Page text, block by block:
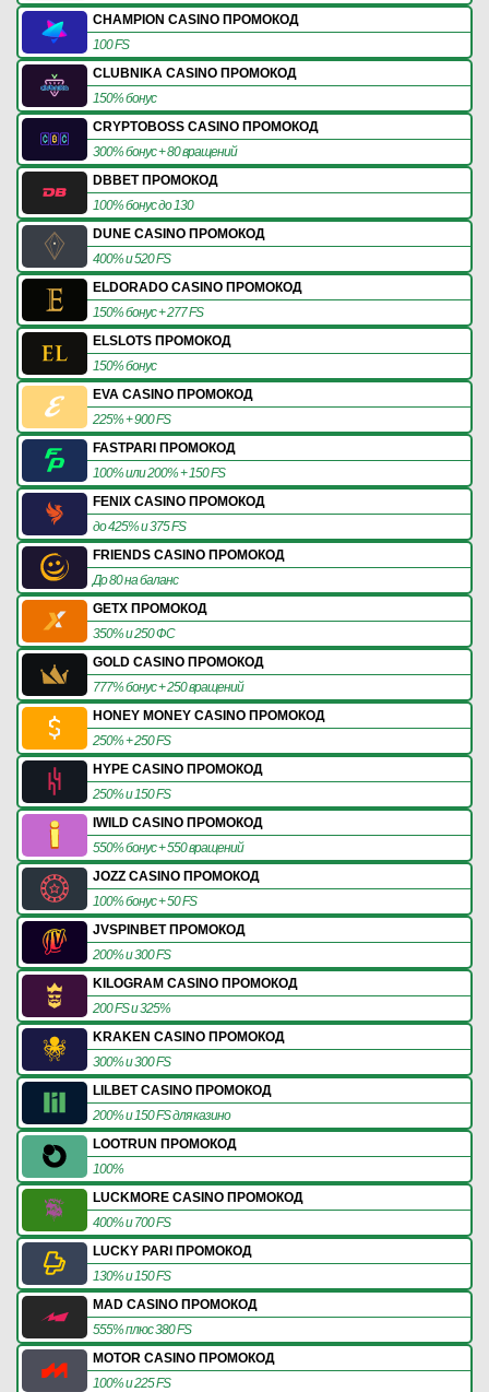
CHAMPION CASINO ПРОМОКОД
100 FS
CLUBNIKA CASINO ПРОМОКОД
150% бонус
CRYPTOBOSS CASINO ПРОМОКОД
300% бонус + 80 вращений
DBBET ПРОМОКОД
100% бонус до 130
DUNE CASINO ПРОМОКОД
400% и 520 FS
ELDORADO CASINO ПРОМОКОД
150% бонус + 277 FS
ELSLOTS ПРОМОКОД
150% бонус
EVA CASINO ПРОМОКОД
225% + 900 FS
FASTPARI ПРОМОКОД
100% или 200% + 150 FS
FENIX CASINO ПРОМОКОД
до 425% и 375 FS
FRIENDS CASINO ПРОМОКОД
До 80 на баланс
GETX ПРОМОКОД
350% и 250 ФС
GOLD CASINO ПРОМОКОД
777% бонус + 250 вращений
HONEY MONEY CASINO ПРОМОКОД
250% + 250 FS
HYPE CASINO ПРОМОКОД
250% и 150 FS
IWILD CASINO ПРОМОКОД
550% бонус + 550 вращений
JOZZ CASINO ПРОМОКОД
100% бонус + 50 FS
JVSPINBET ПРОМОКОД
200% и 300 FS
KILOGRAM CASINO ПРОМОКОД
200 FS и 325%
KRAKEN CASINO ПРОМОКОД
300% и 300 FS
LILBET CASINO ПРОМОКОД
200% и 150 FS для казино
LOOTRUN ПРОМОКОД
100%
LUCKMORE CASINO ПРОМОКОД
400% и 700 FS
LUCKY PARI ПРОМОКОД
130% и 150 FS
MAD CASINO ПРОМОКОД
555% плюс 380 FS
MOTOR CASINO ПРОМОКОД
100% и 225 FS